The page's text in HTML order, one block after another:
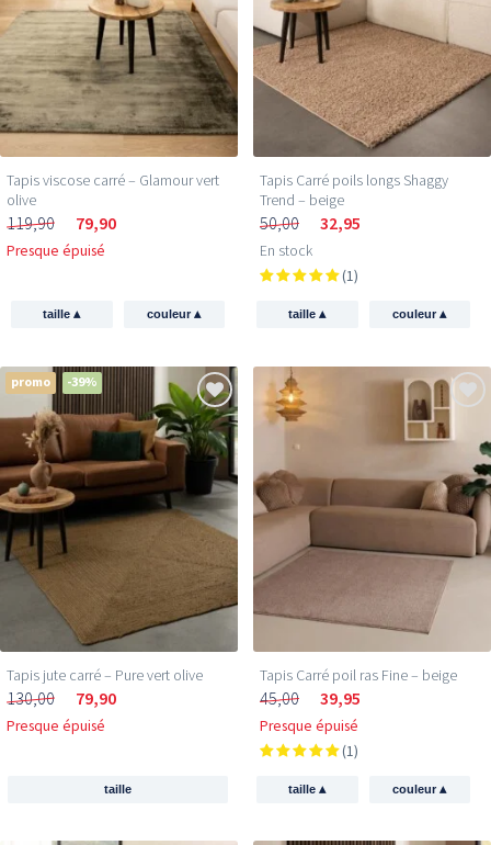
Tapis viscose carré – Glamour vert
olive
119,90 79,90
Presque épuisé
taille▴ couleur▴
Tapis Carré poils longs Shaggy
Trend – beige
50,00 32,95
En stock
(1)
taille▴ couleur▴
promo -39%
Tapis jute​ carré – Pure vert olive
130,00 79,90
Presque épuisé
taille
Tapis Carré poil ras Fine – beige
45,00 39,95
Presque épuisé
(1)
taille▴ couleur▴